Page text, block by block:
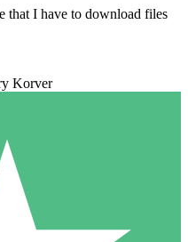
that I have to download files
Korver